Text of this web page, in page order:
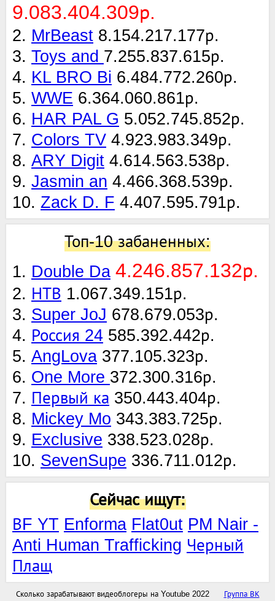
9.083.404.309р.
2. MrBeast 8.154.217.177р.
3. Toys and 7.255.837.615р.
4. KL BRO Bi 6.484.772.260р.
5. WWE 6.364.060.861р.
6. HAR PAL G 5.052.745.852р.
7. Colors TV 4.923.983.349р.
8. ARY Digit 4.614.563.538р.
9. Jasmin an 4.466.368.539р.
10. Zack D. F 4.407.595.791р.
Топ-10 забаненных:
1. Double Da 4.246.857.132р.
2. НТВ 1.067.349.151р.
3. Super JoJ 678.679.053р.
4. Россия 24 585.392.442р.
5. AngLova 377.105.323р.
6. One More 372.300.316р.
7. Первый ка 350.443.404р.
8. Mickey Mo 343.383.725р.
9. Exclusive 338.523.028р.
10. SevenSupe 336.711.012р.
Сейчас ищут:
ВF YT Enforma Flat0ut PM Nair -
Anti Human Trafficking Черный
Плащ
Сколько зарабатывают видеоблогеры на Youtube 2022
Группа ВК